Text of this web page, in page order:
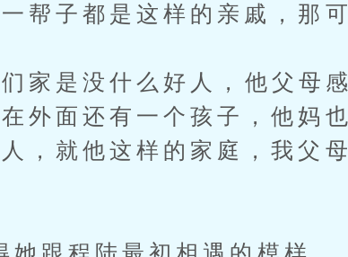
帮子都是这样的亲戚，那
是没什么好人，他父母
外面还有一个孩子，他妈
，就他这样的家庭，我父